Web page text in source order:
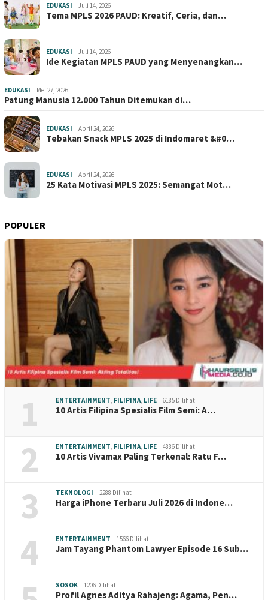
EDUKASI Juli 14, 2026
Tema MPLS 2026 PAUD: Kreatif, Ceria, dan…
EDUKASI Juli 14, 2026
Ide Kegiatan MPLS PAUD yang Menyenangkan…
EDUKASI Mei 27, 2026
Patung Manusia 12.000 Tahun Ditemukan di…
EDUKASI April 24, 2026
Tebakan Snack MPLS 2025 di Indomaret &#0…
EDUKASI April 24, 2026
25 Kata Motivasi MPLS 2025: Semangat Mot…
POPULER
1 ENTERTAINMENT FILIPINA LIFE 6185 Dilihat
10 Artis Filipina Spesialis Film Semi: A…
2 ENTERTAINMENT FILIPINA LIFE 4886 Dilihat
10 Artis Vivamax Paling Terkenal: Ratu F…
3 TEKNOLOGI 2288 Dilihat
Harga iPhone Terbaru Juli 2026 di Indone…
4 ENTERTAINMENT 1566 Dilihat
Jam Tayang Phantom Lawyer Episode 16 Sub…
SOSOK 1206 Dilihat
Profil Agnes Aditya Rahajeng: Agama, Pen…